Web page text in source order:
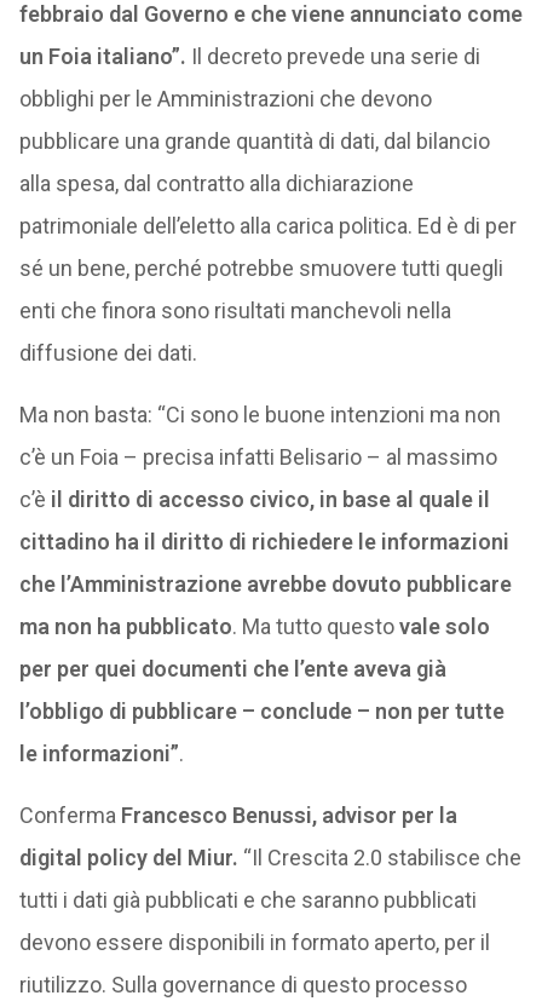
febbraio dal Governo e che viene annunciato come
un Foia italiano”. Il decreto prevede una serie di
obblighi per le Amministrazioni che devono
pubblicare una grande quantità di dati, dal bilancio
alla spesa, dal contratto alla dichiarazione
patrimoniale dell’eletto alla carica politica. Ed è di per
sé un bene, perché potrebbe smuovere tutti quegli
enti che finora sono risultati manchevoli nella
diffusione dei dati.
Ma non basta: “Ci sono le buone intenzioni ma non
c’è un Foia – precisa infatti Belisario – al massimo
c’è il diritto di accesso civico, in base al quale il
cittadino ha il diritto di richiedere le informazioni
che l’Amministrazione avrebbe dovuto pubblicare
ma non ha pubblicato. Ma tutto questovale solo
per per quei documenti che l’ente aveva già
l’obbligo di pubblicare – conclude – non per tutte
le informazioni”.
Conferma Francesco Benussi, advisor per la
digital policy del Miur. “Il Crescita 2.0 stabilisce che
tutti i dati già pubblicati e che saranno pubblicati
devono essere disponibili in formato aperto, per il
riutilizzo. Sulla governance di questo processo